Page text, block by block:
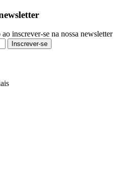
inscrever-se na nossa newsletter
Inscrever-se